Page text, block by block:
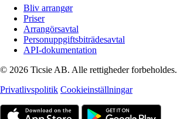
Bliv arrangør
Priser
Arrangörsavtal
Personuppgiftsbiträdesavtal
API-dokumentation
© 2026 Ticsie AB. Alle rettigheder forbeholdes.
Privatlivspolitik Cookieinställningar